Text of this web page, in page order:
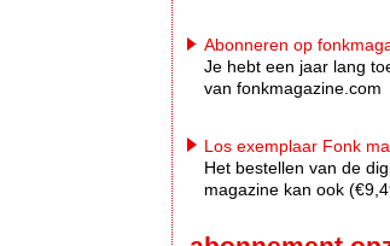
Abonneren op
Je hebt een jaar lang
van fonkmagazine.com
Los exemplaar Fonk
Het bestellen van de
magazine kan ook